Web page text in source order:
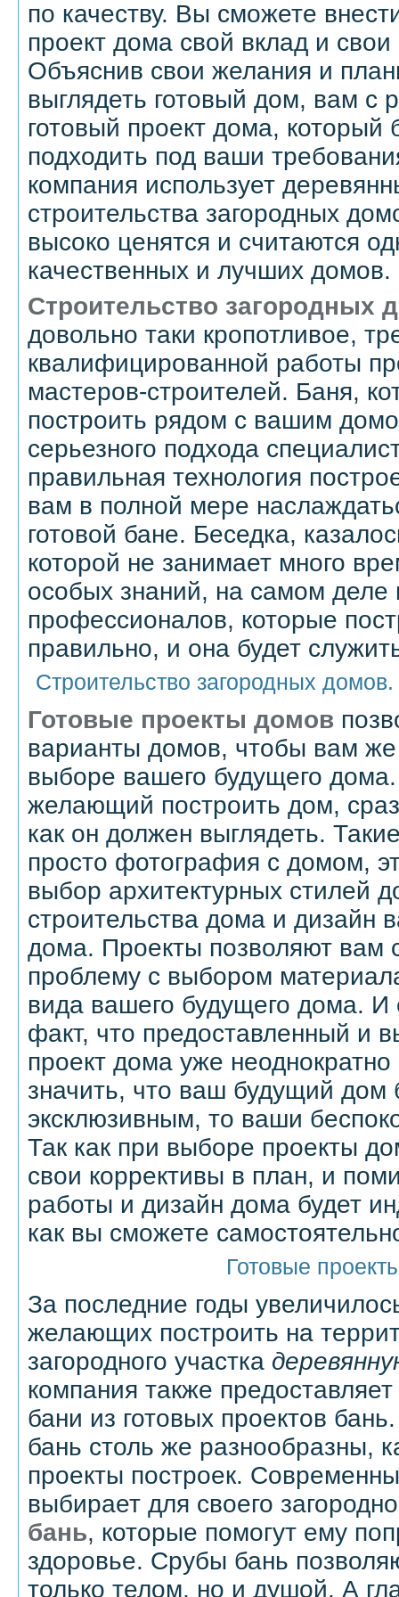
по качеству. Вы сможете
проект дома свой вклад и
Объяснив свои желания и
выглядеть готовый дом, вам с
готовый проект дома, который
подходить под ваши
компания использует
строительства загородных
высоко ценятся и считаются
качественных и лучших домов.
Строительство загородных
довольно таки кропотливое,
квалифицированной работы
мастеров-строителей. Баня,
построить рядом с вашим
серьезного подхода
правильная технология
вам в полной мере
готовой бане. Беседка,
которой не занимает много
особых знаний, на самом деле
профессионалов, которые
правильно, и она будет
Строительство загородных
Готовые проекты домов
варианты домов, чтобы вам
выборе вашего будущего
желающий построить дом,
как он должен выглядеть.
просто фотография с домом,
выбор архитектурных стилей
строительства дома и дизайн
дома. Проекты позволяют вам
проблему с выбором
вида вашего будущего дома. И
факт, что предоставленный и
проект дома уже
значить, что ваш будущий дом
эксклюзивным, то ваши
Так как при выборе проекты
свои коррективы в план, и
работы и дизайн дома будет
как вы сможете
Готовые
За последние годы
желающих построить на
загородного участка
компания также
бани из готовых проектов
бань столь же разнообразны,
проекты построек.
выбирает для своего
бань, которые помогут ему
здоровье. Срубы бань
только телом, но и душой. А